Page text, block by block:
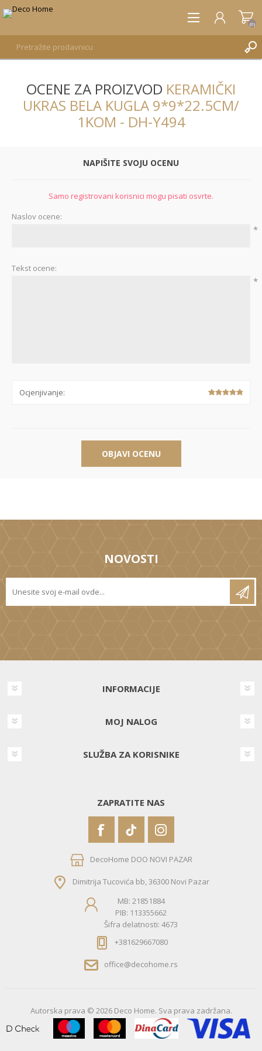
REGISTRUJTE SE
PRIJAVA
(0)
OCENE ZA PROIZVOD KERAMIČKI
UKRAS BELA KUGLA 9*9*22.5CM/
1KOM - DH-Y494
NAPIŠITE SVOJU OCENU
Samo registrovani korisnici mogu pisati osvrte.
Naslov ocene:
*
Tekst ocene:
*
Ocjenjivanje:
OBJAVI OCENU
NOVOSTI
INFORMACIJE
MOJ NALOG
SLUŽBA ZA KORISNIKE
ZAPRATITE NAS
DecoHome DOO NOVI PAZAR
Dimitrija Tucovića bb, 36300 Novi Pazar
MB: 21851884
PIB: 113355662
Šifra delatnosti: 4673
+381629667080
office@decohome.rs
Autorska prava © 2026 Deco Home. Sva prava zadržana.